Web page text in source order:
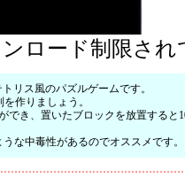
ロード制限され
リス風のパズルゲームです。
作りましょう。
き、置いたブロックを放置する
な中毒性があるのでオススメです。